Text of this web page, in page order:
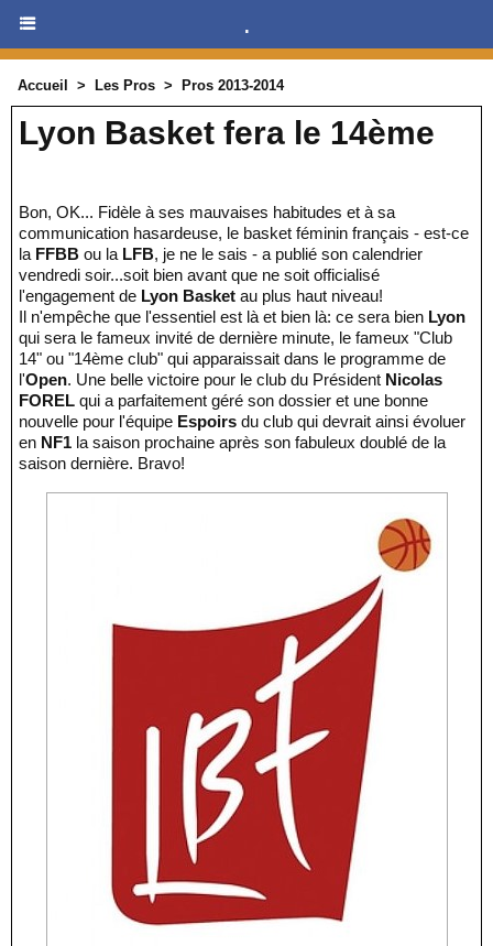
.
Accueil > Les Pros > Pros 2013-2014
Lyon Basket fera le 14ème
Bon, OK... Fidèle à ses mauvaises habitudes et à sa
communication hasardeuse, le basket féminin français - est-ce
la FFBB ou la LFB, je ne le sais - a publié son calendrier
vendredi soir...soit bien avant que ne soit officialisé
l'engagement de Lyon Basket au plus haut niveau!
Il n'empêche que l'essentiel est là et bien là: ce sera bien Lyon
qui sera le fameux invité de dernière minute, le fameux "Club
14" ou "14ème club" qui apparaissait dans le programme de
l'Open. Une belle victoire pour le club du Président Nicolas
FOREL qui a parfaitement géré son dossier et une bonne
nouvelle pour l'équipe Espoirs du club qui devrait ainsi évoluer
en NF1 la saison prochaine après son fabuleux doublé de la
saison dernière. Bravo!